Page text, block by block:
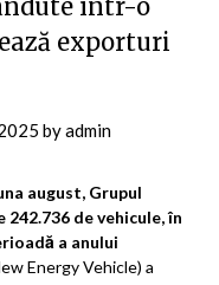
într-o
exporturi
byadmin
august, Grupul
de vehicule, în
a anului
Energy Vehicle) a